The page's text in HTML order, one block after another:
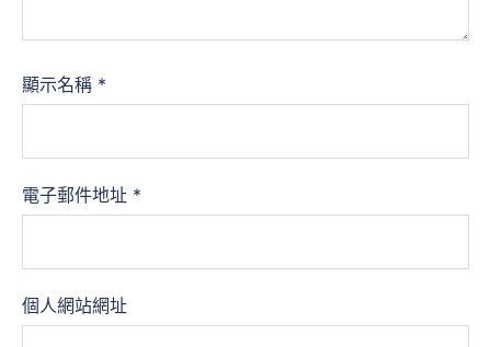
顯示名稱 *
電子郵件地址 *
個人網站網址